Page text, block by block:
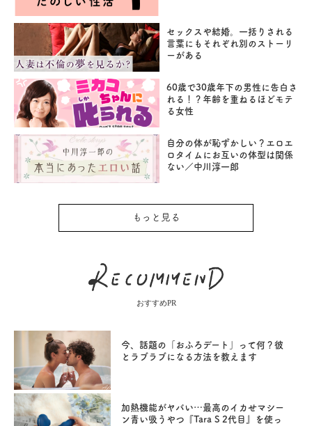
セックスや結婚。一括りされる
言葉にもそれぞれ別のストーリ
ーがある
60歳で30歳年下の男性に告白さ
れる！？年齢を重ねるほどモテ
る女性
自分の体が恥ずかしい？エロエ
ロタイムにお互いの体型は関係
ない／中川淳一郎
もっと見る
おすすめPR
今、話題の「おふろデート」って何？彼
とラブラブになる方法を教えます
加熱機能がヤバい…最高のイカせマシー
ン青い吸うやつ『Tara S 2代目』を使っ